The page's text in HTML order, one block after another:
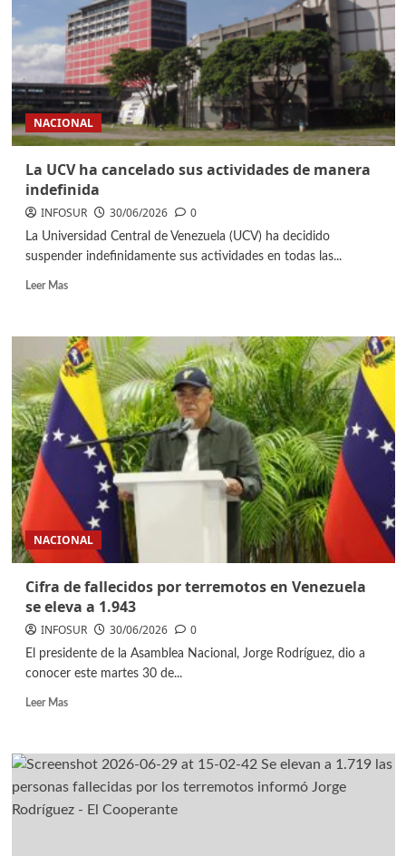
NACIONAL
La UCV ha cancelado sus actividades de manera
indefinida
INFOSUR 30/06/2026 0
La Universidad Central de Venezuela (UCV) ha decidido
suspender indefinidamente sus actividades en todas las...
Leer Mas
NACIONAL
Cifra de fallecidos por terremotos en Venezuela
se eleva a 1.943
INFOSUR 30/06/2026 0
El presidente de la Asamblea Nacional, Jorge Rodríguez, dio a
conocer este martes 30 de...
Leer Mas